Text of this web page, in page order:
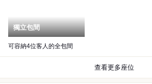
獨立包間
可容納4位客人的全包間
查看更多座位